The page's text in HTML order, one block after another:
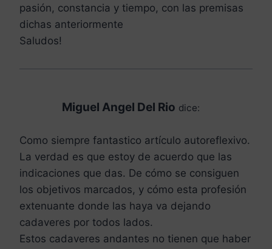
pasión, constancia y tiempo, con las premisas
dichas anteriormente
Saludos!
Miguel Angel Del Rio dice:
Como siempre fantastico artículo autoreflexivo.
La verdad es que estoy de acuerdo que las
indicaciones que das. De cómo se consiguen
los objetivos marcados, y cómo esta profesión
extenuante donde las haya va dejando
cadaveres por todos lados.
Estos cadaveres andantes no tienen que haber